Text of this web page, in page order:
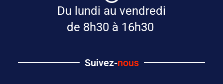
Du lundi au vendredi
de 8h30 à 16h30
Suivez-nous